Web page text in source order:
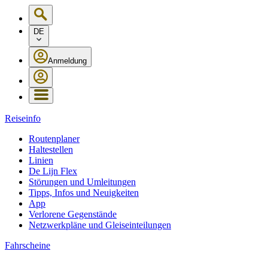
DE
Anmeldung
Reiseinfo
Routenplaner
Haltestellen
Linien
De Lijn Flex
Störungen und Umleitungen
Tipps, Infos und Neuigkeiten
App
Verlorene Gegenstände
Netzwerkpläne und Gleiseinteilungen
Fahrscheine